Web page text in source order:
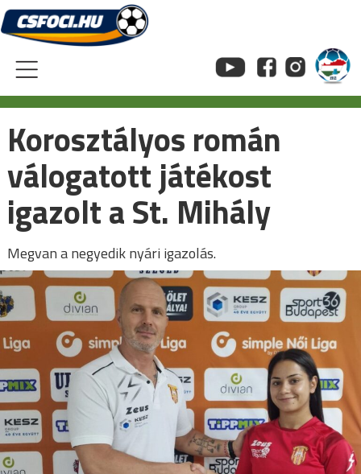
Skip
to
content
Korosztályos román
válogatott játékost
igazolt a St. Mihály
Megvan a negyedik nyári igazolás.